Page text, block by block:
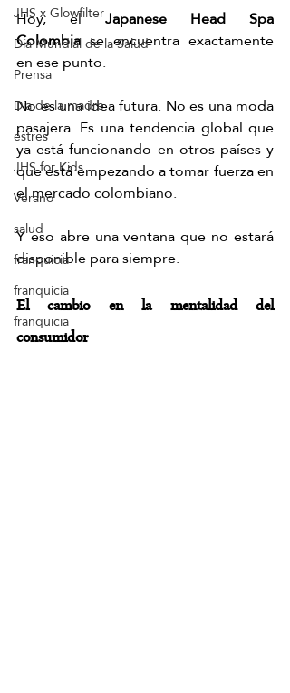
JHS x Glowfilter
Día Mundial de la Salud
Prensa
Día de la madre
estrés
JHS for Kids
Verano
salud
franquicia
franquicia
franquicia
Hoy, el Japanese Head Spa
Colombia se encuentra exactamente
en ese punto.
No es una idea futura. No es una moda
pasajera. Es una tendencia global que
ya está funcionando en otros países y
que está empezando a tomar fuerza en
el mercado colombiano.
Y eso abre una ventana que no estará
disponible para siempre.
El cambio en la mentalidad del
consumidor